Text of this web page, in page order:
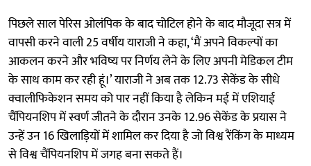
पिछले साल पेरिस ओलंपिक के बाद चोटिल होने के बाद मौजूदा सत्र में
वापसी करने वाली 25 वर्षीय याराजी ने कहा, ‘मैं अपने विकल्पों का
आकलन करने और भविष्य पर निर्णय लेने के लिए अपनी मेडिकल टीम
के साथ काम कर रही हूं।’ याराजी ने अब तक 12.73 सेकेंड के सीधे
क्वालीफिकेशन समय को पार नहीं किया है लेकिन मई में एशियाई
चैंपियनशिप में स्वर्ण जीतने के दौरान उनके 12.96 सेकेंड के प्रयास ने
उन्हें उन 16 खिलाड़ियों में शामिल कर दिया है जो विश्व रैंकिंग के माध्यम
से विश्व चैंपियनशिप में जगह बना सकते हैं।